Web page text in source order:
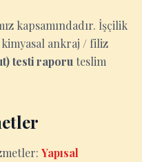
kapsamındadır. İşçilik
kimyasal ankraj / filiz
testi raporu teslim
Yapısal